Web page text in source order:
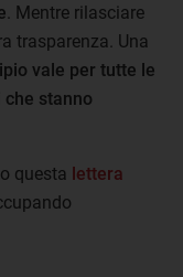
. Mentre rilasciare
trasparenza. Una
vale per tutte le
stanno
questa lettera